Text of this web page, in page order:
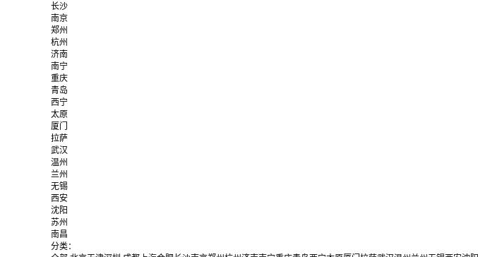
长沙
南京
郑州
杭州
济南
南宁
重庆
青岛
西宁
太原
厦门
拉萨
武汉
温州
兰州
无锡
西安
沈阳
苏州
南昌
分类：